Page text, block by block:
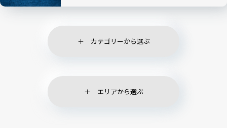
カテゴリーから選ぶ
エリアから選ぶ